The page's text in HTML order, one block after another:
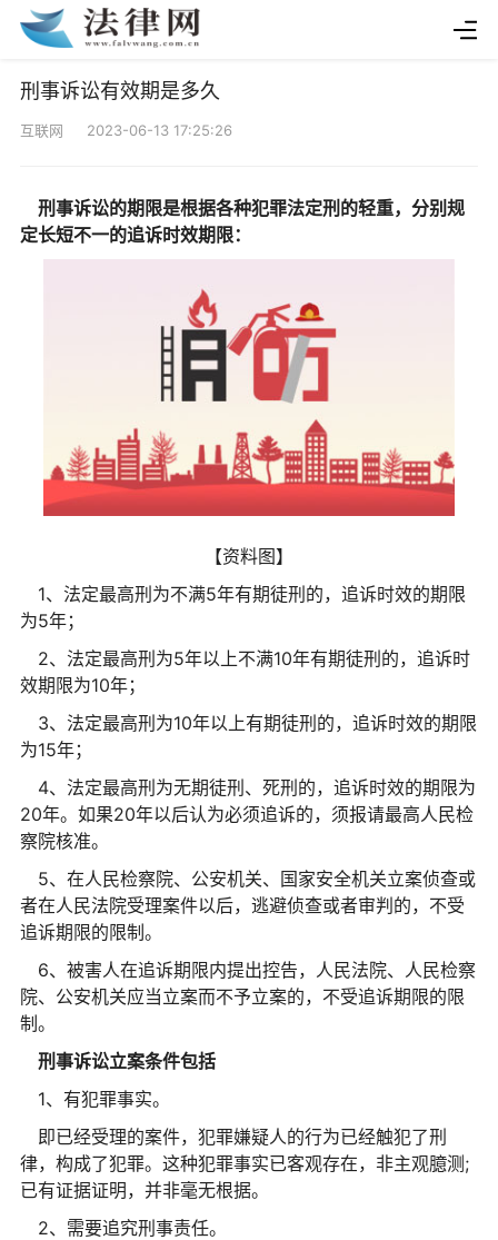
刑事诉讼有效期是多久
互联网 2023-06-13 17:25:26
刑事诉讼的期限是根据各种犯罪法定刑的轻重，分别规
定长短不一的追诉时效期限：
【资料图】
1、法定最高刑为不满5年有期徒刑的，追诉时效的期限
为5年；
2、法定最高刑为5年以上不满10年有期徒刑的，追诉时
效期限为10年；
3、法定最高刑为10年以上有期徒刑的，追诉时效的期限
为15年；
4、法定最高刑为无期徒刑、死刑的，追诉时效的期限为
20年。如果20年以后认为必须追诉的，须报请最高人民检
察院核准。
5、在人民检察院、公安机关、国家安全机关立案侦查或
者在人民法院受理案件以后，逃避侦查或者审判的，不受
追诉期限的限制。
6、被害人在追诉期限内提出控告，人民法院、人民检察
院、公安机关应当立案而不予立案的，不受追诉期限的限
制。
刑事诉讼立案条件包括
1、有犯罪事实。
即已经受理的案件，犯罪嫌疑人的行为已经触犯了刑
律，构成了犯罪。这种犯罪事实已客观存在，非主观臆测;
已有证据证明，并非毫无根据。
2、需要追究刑事责任。